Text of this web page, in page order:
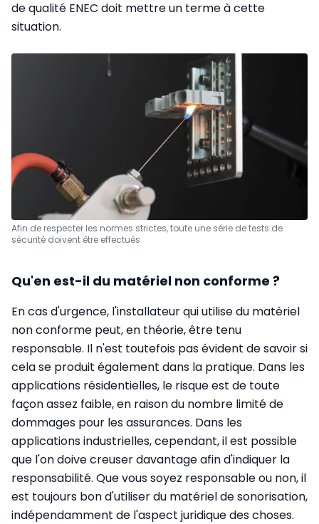
de qualité ENEC doit mettre un terme à cette
situation.
Afin de respecter les normes strictes, toute une série de tests de
sécurité doivent être effectués
Qu'en est-il du matériel non conforme ?
En cas d'urgence, l'installateur qui utilise du matériel
non conforme peut, en théorie, être tenu
responsable. Il n'est toutefois pas évident de savoir si
cela se produit également dans la pratique. Dans les
applications résidentielles, le risque est de toute
façon assez faible, en raison du nombre limité de
dommages pour les assurances. Dans les
applications industrielles, cependant, il est possible
que l'on doive creuser davantage afin d'indiquer la
responsabilité. Que vous soyez responsable ou non, il
est toujours bon d'utiliser du matériel de sonorisation,
indépendamment de l'aspect juridique des choses.